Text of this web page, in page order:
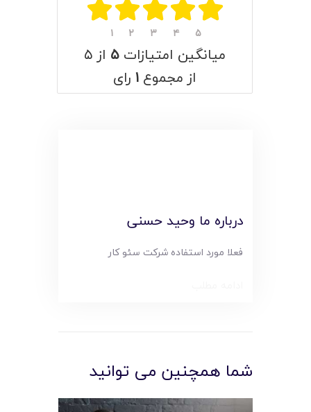
۱ ۲ ۳ ۴ ۵
میانگین امتیازات ۵ از ۵
از مجموع ۱ رای
درباره ما وحید حسنی
فعلا مورد استفاده شرکت سئو کار
شما همچنین می توانید